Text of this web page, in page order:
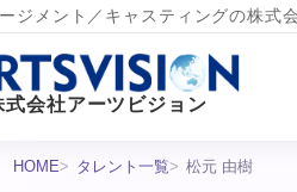
ジメント／キャスティングの株式
式会社アーツビジョン
HOME タレント一覧 松元 由樹